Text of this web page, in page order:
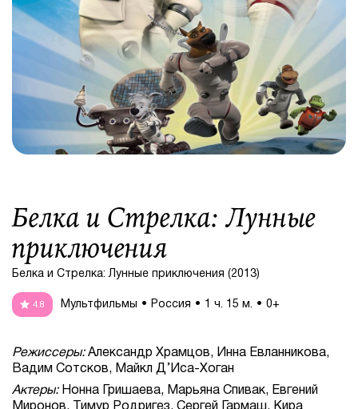
Белка и Стрелка: Лунные
приключения
Белка и Стрелка: Лунные приключения (2013)
4.8 Мультфильмы Россия 1 ч. 15 м. 0+
Режиссеры:Александр Храмцов, Инна Евланникова,
Вадим Сотсков, Майкл Д’Иса-Хоган
Актеры:Нонна Гришаева, Марьяна Спивак, Евгений